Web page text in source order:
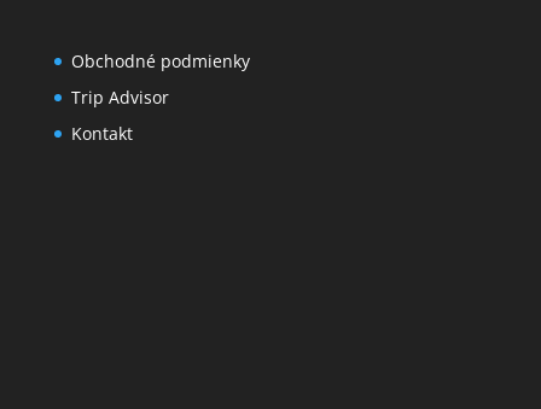
Obchodné podmienky
Trip Advisor
Kontakt